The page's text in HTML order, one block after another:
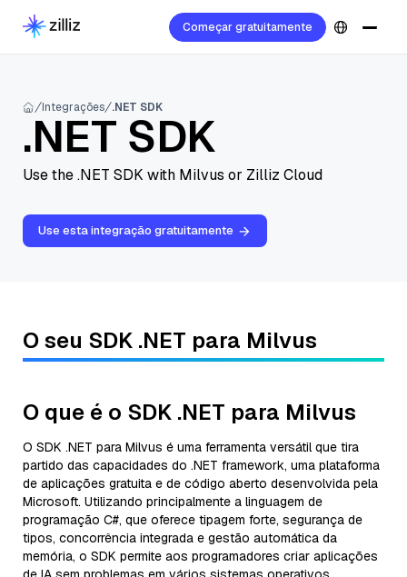
Começar gratuitamente
Integrações .NET SDK
.NET SDK
Use the .NET SDK with Milvus or Zilliz Cloud
Use esta integração gratuitamente
O seu SDK .NET para Milvus
O que é o SDK .NET para Milvus
O SDK .NET para Milvus é uma ferramenta versátil que tira
partido das capacidades do .NET framework, uma plataforma
de aplicações gratuita e de código aberto desenvolvida pela
Microsoft. Utilizando principalmente a linguagem de
programação C#, que oferece tipagem forte, segurança de
tipos, concorrência integrada e gestão automática da
memória, o SDK permite aos programadores criar aplicações